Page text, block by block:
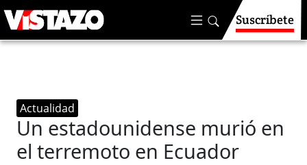
Suscríbete
Actualidad
Un estadounidense murió en
el terremoto en Ecuador